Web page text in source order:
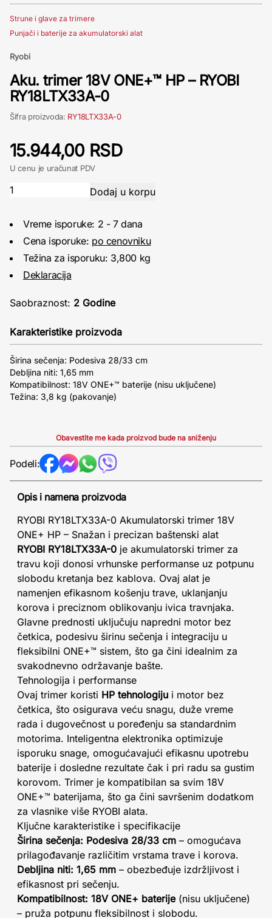
Strune i glave za trimere
Punjači i baterije za akumulatorski alat
Ryobi
Aku. trimer 18V ONE+™ HP – RYOBI
RY18LTX33A-0
Šifra proizvoda: RY18LTX33A-0
15.944,00 RSD
U cenu je uračunat PDV
Vreme isporuke: 2 - 7 dana
Cena isporuke: po cenovniku
Težina za isporuku: 3,800 kg
Deklaracija
Saobraznost: 2 Godine
Karakteristike proizvoda
Širina sečenja: Podesiva 28/33 cm
Debljina niti: 1,65 mm
Kompatibilnost: 18V ONE+™ baterije (nisu uključene)
Težina: 3,8 kg (pakovanje)
Obavestite me kada proizvod bude na sniženju
Podeli:
Opis i namena proizvoda
RYOBI RY18LTX33A-0 Akumulatorski trimer 18V
ONE+ HP – Snažan i precizan baštenski alat
RYOBI RY18LTX33A-0 je akumulatorski trimer za
travu koji donosi vrhunske performanse uz potpunu
slobodu kretanja bez kablova. Ovaj alat je
namenjen efikasnom košenju trave, uklanjanju
korova i preciznom oblikovanju ivica travnjaka.
Glavne prednosti uključuju napredni motor bez
četkica, podesivu širinu sečenja i integraciju u
fleksibilni ONE+™ sistem, što ga čini idealnim za
svakodnevno održavanje bašte.
Tehnologija i performanse
Ovaj trimer koristi HP tehnologiju i motor bez
četkica, što osigurava veću snagu, duže vreme
rada i dugovečnost u poređenju sa standardnim
motorima. Inteligentna elektronika optimizuje
isporuku snage, omogućavajući efikasnu upotrebu
baterije i dosledne rezultate čak i pri radu sa gustim
korovom. Trimer je kompatibilan sa svim 18V
ONE+™ baterijama, što ga čini savršenim dodatkom
za vlasnike više RYOBI alata.
Ključne karakteristike i specifikacije
Širina sečenja: Podesiva 28/33 cm – omogućava
prilagođavanje različitim vrstama trave i korova.
Debljina niti: 1,65 mm – obezbeđuje izdržljivost i
efikasnost pri sečenju.
Kompatibilnost: 18V ONE+ baterije(nisu uključene)
– pruža potpunu fleksibilnost i slobodu.